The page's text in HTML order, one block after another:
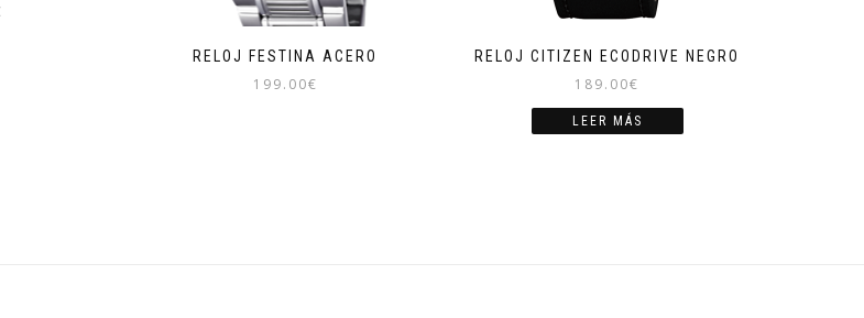
RELOJ FESTINA ACERO
199.00€
RELOJ CITIZEN ECODRIVE NEGRO
189.00€
LEER MÁS